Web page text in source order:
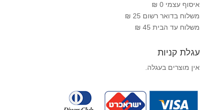
איסוף עצמי 0 ₪
משלוח בדואר רשום 25 ₪
משלוח עד הבית 45 ₪
עגלת קניות
אין מוצרים בעגלה.